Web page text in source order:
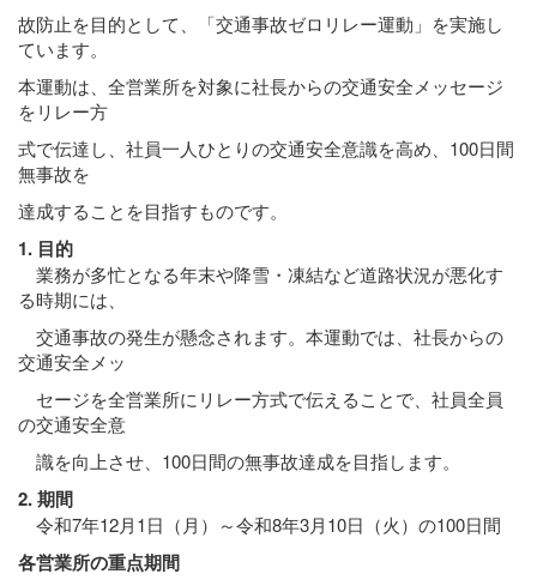
故防止を目的として、「交通事故ゼロリレー運動」を実施し
ています。
本運動は、全営業所を対象に社長からの交通安全メッセージ
をリレー方
式で伝達し、社員一人ひとりの交通安全意識を高め、100日間
無事故を
達成することを目指すものです。
1. 目的
業務が多忙となる年末や降雪・凍結など道路状況が悪化す
る時期には、
交通事故の発生が懸念されます。本運動では、社長からの
交通安全メッ
セージを全営業所にリレー方式で伝えることで、社員全員
の交通安全意
識を向上させ、100日間の無事故達成を目指します。
2. 期間
令和7年12月1日（月）～令和8年3月10日（火）の100日間
各営業所の重点期間